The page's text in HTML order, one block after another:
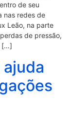
de seu
nas redes de
Leão, na parte
de pressão,
[…]